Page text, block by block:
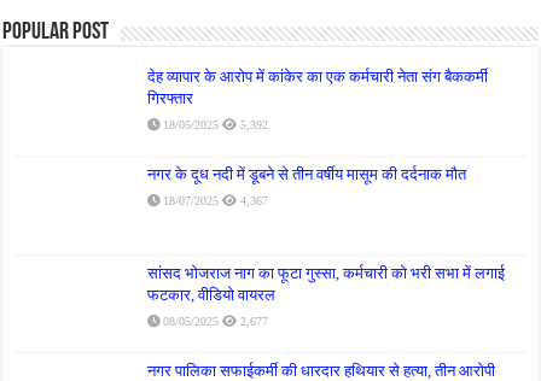
Popular Post
देह व्यापार के आरोप में कांकेर का एक कर्मचारी नेता संग बैककर्मी
गिरफ्तार
18/05/2025 5,392
नगर के दूध नदी में डूबने से तीन वर्षीय मासूम की दर्दनाक मौत
18/07/2025 4,367
सांसद भोजराज नाग का फूटा गुस्सा, कर्मचारी को भरी सभा में लगाई
फटकार, वीडियो वायरल
08/05/2025 2,677
नगर पालिका सफाईकर्मी की धारदार हथियार से हत्या, तीन आरोपी